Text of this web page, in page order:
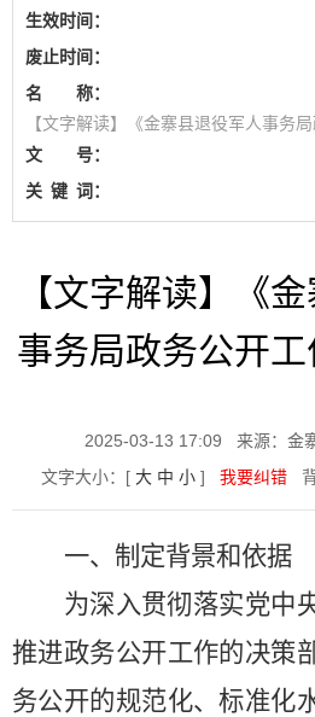
生效时间：
废止时间：
名 称：
【文字解读】《金寨县退役军人事务
文 号：
关 键 词：
【文字解读】《
事务局政务公开工
2025-03-13 17:09
来源：金
文字大小：[ 大 中 小] 我要纠错
一、制定背景和依据
为深入贯彻落实党中
推进政务公开工作的决策
务公开的规范化、标准化